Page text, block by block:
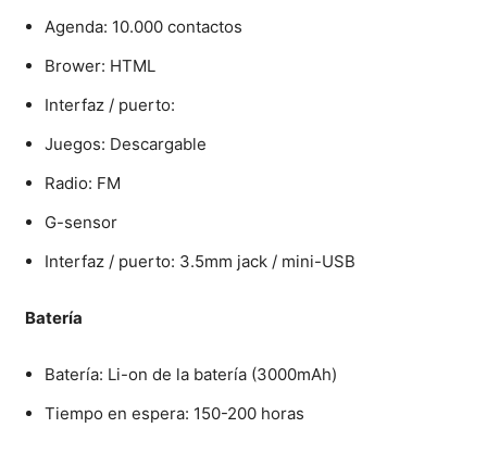
Agenda: 10.000 contactos
Brower: HTML
Interfaz / puerto:
Juegos: Descargable
Radio: FM
G-sensor
Interfaz / puerto: 3.5mm jack / mini-USB
Batería
Batería: Li-on de la batería (3000mAh)
Tiempo en espera: 150-200 horas